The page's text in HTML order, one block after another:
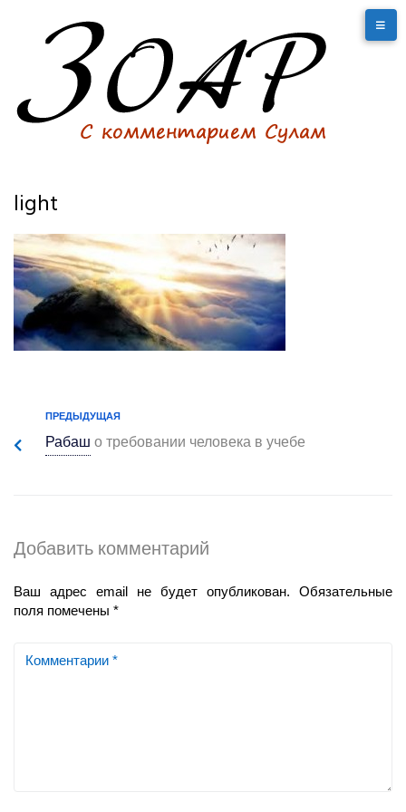
light
ПРЕДЫДУЩАЯ
Рабашо требовании человека в учебе
Добавить комментарий
Ваш адрес email не будет опубликован.
Обязательные
поля помечены *